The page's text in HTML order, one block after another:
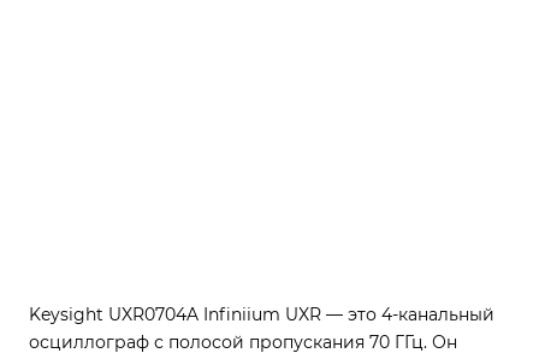
Keysight UXR0704A Infiniium UXR — это 4-канальный
осциллограф с полосой пропускания 70 ГГц. Он